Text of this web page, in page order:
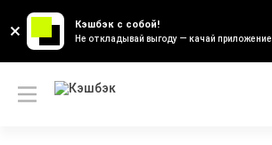
Кэшбэк с собой!
Не откладывай выгоду — качай приложение